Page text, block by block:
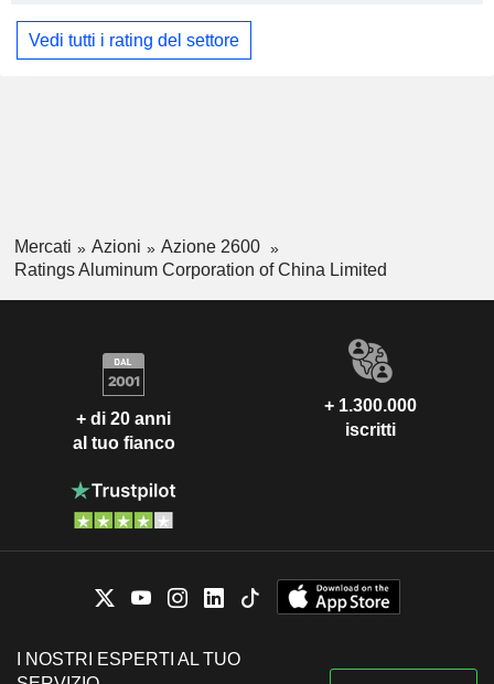
Vedi tutti i rating del settore
Mercati Azioni
Azione 2600
Ratings Aluminum Corporation of China Limited
+ di 20 anni
al tuo fianco
+ 1.300.000
iscritti
I NOSTRI ESPERTI AL TUO